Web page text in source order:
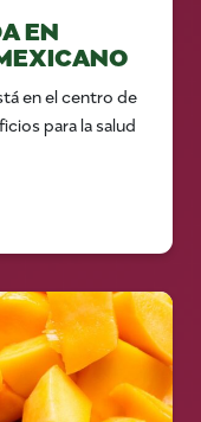
EN
en el centro de
para la salud